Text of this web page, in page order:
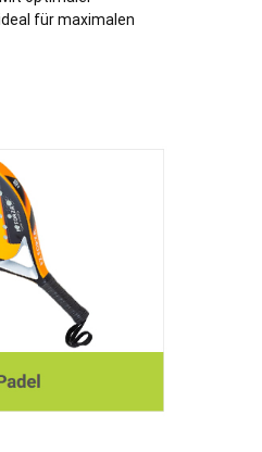
für maximalen